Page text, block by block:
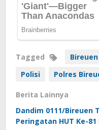
Tagged Bireuen
Polisi
Polres
Berita Lainnya
Dandim 0111/Bireuen
Peringatan HUT Ke-81